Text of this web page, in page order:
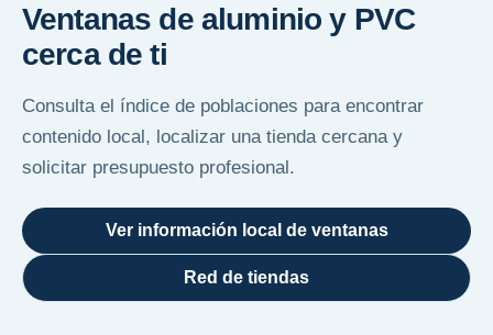
Ventanas de aluminio y PVC
cerca de ti
Consulta el índice de poblaciones para encontrar
contenido local, localizar una tienda cercana y
solicitar presupuesto profesional.
Ver información local de ventanas
Red de tiendas